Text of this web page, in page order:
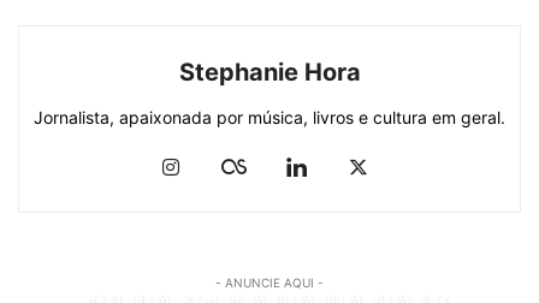
Stephanie Hora
Jornalista, apaixonada por música, livros e cultura em geral.
- ANUNCIE AQUI -